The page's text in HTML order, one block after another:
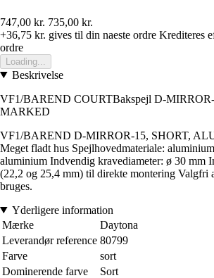
747,00 kr. 735,00 kr.
+36,75 kr. gives til din naeste ordre Krediteres
ordre
Loading...
Beskrivelse
VF1/BAREND COURTBakspejl D-
MARKED
VF1/BAREND D-MIRROR-15, SHORT,
Meget fladt hus Spejlhovedmateriale:
aluminium Indvendig kravediameter: ø 30 mm
(22,2 og 25,4 mm) til direkte montering Valgfri
bruges.
Yderligere information
Mærke
Daytona
Leverandør reference 80799
Farve
sort
Dominerende farve
Sort